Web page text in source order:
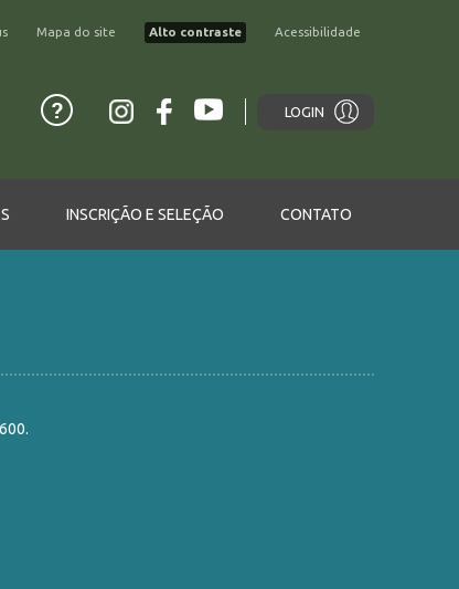
Mapa do site Alto contraste Acessibilidade
LOGIN
INSCRIÇÃO E SELEÇÃO CONTATO